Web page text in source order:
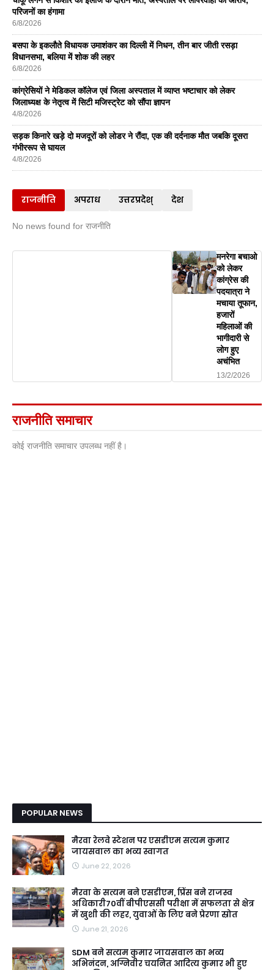
परिजनों का हंगामा
6/8/2026
बसपा के इकलाैते विधायक उमाशंकर का दिल्ली में निधन, तीन बार जीती रसड़ा
विधानसभा, बलिया में शोक की लहर
6/8/2026
कांग्रेसियों ने मेडिकल कॉलेज एवं जिला अस्पताल में व्याप्त भष्टाचार को लेकर
जिलाध्यक्ष के नेतृत्व में सिटी मजिस्ट्रेट को सौंपा ज्ञापन
4/8/2026
सड़क किनारे खड़े दो मजदूरों को लोडर ने रौंदा, एक की दर्दनाक मौत जबकि दूसरा
गंभीररूप से घायल
4/8/2026
राजनीति अपराध उत्तरप्रदेश् देश
No news found for राजनीति
मनरेगा बचाओ
को लेकर
कांग्रेस की
पदयात्रा ने
मचाया तूफान,
हजारों
महिलाओं की
भागीदारी से
लोग हुए
अचंभित
13/2/2026
राजनीति समाचार
कोई राजनीति समाचार उपलब्ध नहीं है।
POPULAR NEWS
मैरवा रेलवे स्टेशन पर एसडीएम सत्यम कुमार
जायसवाल का भव्य स्वागत
June 22, 2026
मैरवा के सत्यम बने एसडीएम, प्रिंस बने राजस्व
अधिकारी70वीं बीपीएससी परीक्षा में सफलता से क्षेत्र
में खुशी की लहर, युवाओं के लिए बने प्रेरणा स्रोत
June 21, 2026
SDM बने सत्यम कुमार जायसवाल का भव्य
अभिनंदन, अग्निवीर चयनित आदित्य कुमार भी हुए